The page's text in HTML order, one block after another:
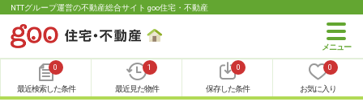
NTTグループ運営の不動産総合サイト goo住宅・不動産
0
最近検索した条件
1
最近見た物件
0
保存した条件
0
お気に入り